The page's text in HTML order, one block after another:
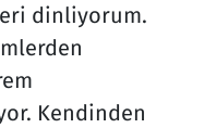
dinliyorum.
Kendinden